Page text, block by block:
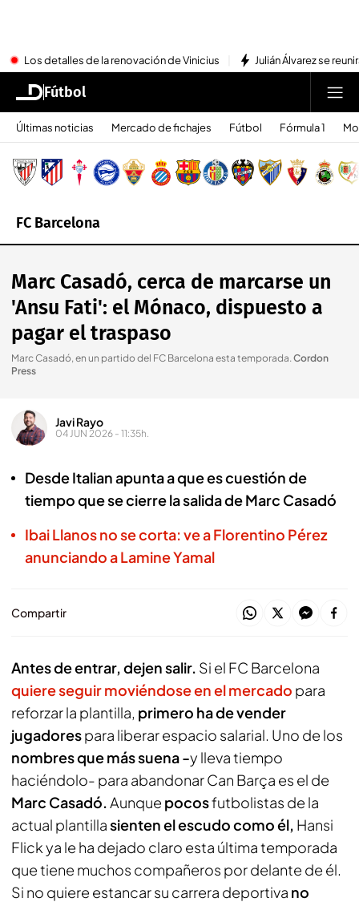
Los detalles de la renovación de Vinicius Julián Álvarez se
Fútbol
Últimas noticias Mercado de fichajes Fútbol Fórmula 1
FC Barcelona
Marc Casadó, cerca de marcarse un
'Ansu Fati': el Mónaco, dispuesto a
pagar el traspaso
Marc Casadó, en un partido del FC Barcelona esta temporada.Cordon
Press
Javi Rayo
04 JUN 2026 - 11:35h.
Desde Italian apunta a que es cuestión de
tiempo que se cierre la salida de Marc Casadó
Ibai Llanos no se corta: ve a Florentino Pérez
anunciando a Lamine Yamal
Compartir
Antes de entrar, dejen salir. Si el FC Barcelona
quiere seguir moviéndose en el mercado para
reforzar la plantilla, primero ha de vender
jugadorespara liberar espacio salarial. Uno de los
nombres que más suena -y lleva tiempo
haciéndolo- para abandonar Can Barça es el de
Marc Casadó.Aunque pocosfutbolistas de la
actual plantillasienten el escudo como él, Hansi
Flick ya le ha dejado claro esta última temporada
que tiene muchos compañeros por delante de él.
Si no quiere estancar su carrera deportiva no